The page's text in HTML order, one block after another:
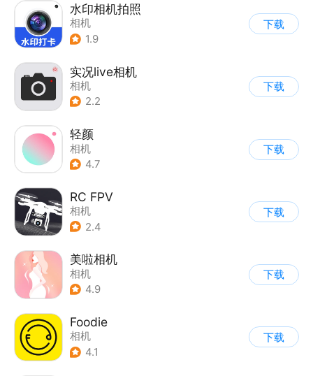
水印相机拍照
相机
1.9
下载
实况live相机
相机
2.2
下载
轻颜
相机
4.7
下载
RC FPV
相机
2.4
下载
美啦相机
相机
4.9
下载
Foodie
相机
4.1
下载